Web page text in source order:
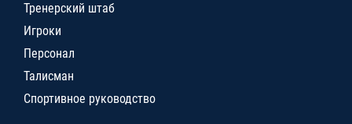
Тренерский штаб
Игроки
Персонал
Талисман
Спортивное руководство